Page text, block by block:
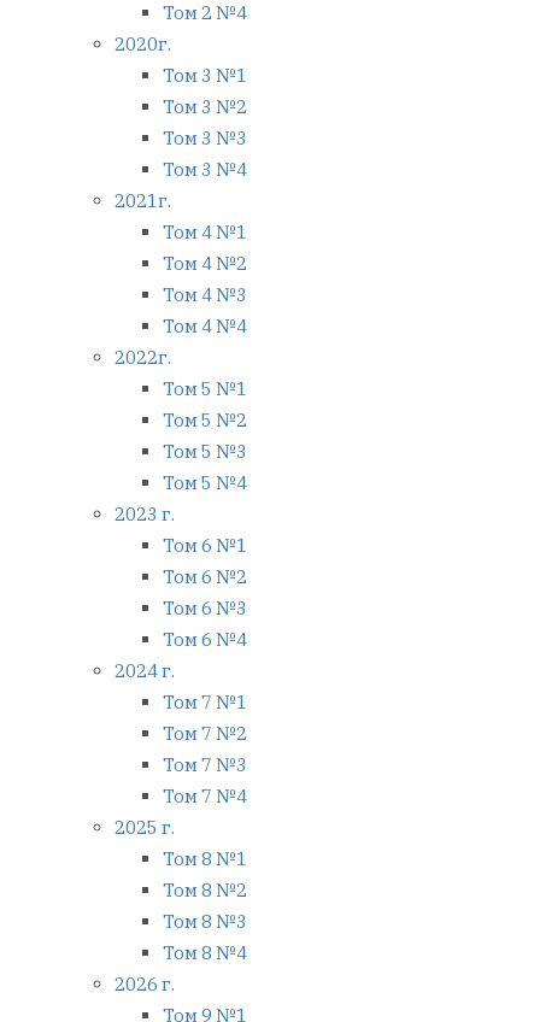
Том 2 №4
2020г.
Том 3 №1
Том 3 №2
Том 3 №3
Том 3 №4
2021г.
Том 4 №1
Том 4 №2
Том 4 №3
Том 4 №4
2022г.
Том 5 №1
Том 5 №2
Том 5 №3
Том 5 №4
2023 г.
Том 6 №1
Том 6 №2
Том 6 №3
Том 6 №4
2024 г.
Том 7 №1
Том 7 №2
Том 7 №3
Том 7 №4
2025 г.
Том 8 №1
Том 8 №2
Том 8 №3
Том 8 №4
2026 г.
Том 9 №1